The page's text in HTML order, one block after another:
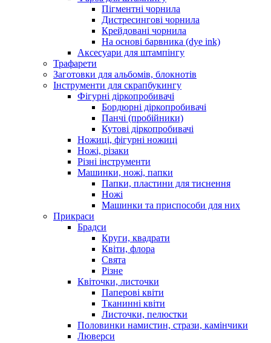
Пігментні чорнила
Дистресингові чорнила
Крейдовані чорнила
На основі барвника (dye ink)
Аксесуари для штампінгу
Трафарети
Заготовки для альбомів, блокнотів
Інструменти для скрапбукингу
Фігурні діркопробивачі
Бордюрні діркопробивачі
Панчі (пробійники)
Кутові діркопробивачі
Ножиці, фігурні ножиці
Ножі, різаки
Різні інструменти
Машинки, ножі, папки
Папки, пластини для тиснення
Ножі
Машинки та приспособи для них
Прикраси
Брадси
Круги, квадрати
Квіти, флора
Свята
Різне
Квіточки, листочки
Паперові квіти
Тканинні квіти
Листочки, пелюстки
Половинки намистин, стрази, камінчики
Люверси